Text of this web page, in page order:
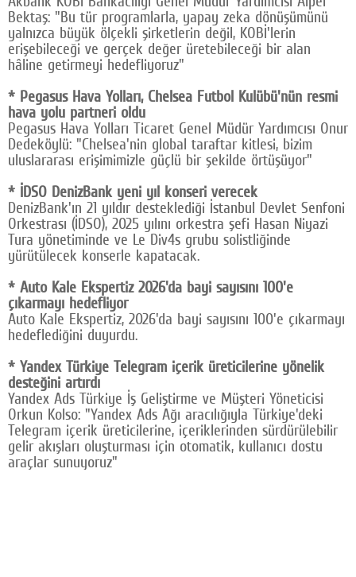
Bektaş: "Bu tür programlarla, yapay zeka dönüşümünü
yalnızca büyük ölçekli şirketlerin değil, KOBİ'lerin
erişebileceği ve gerçek değer üretebileceği bir alan
hâline getirmeyi hedefliyoruz"
* Pegasus Hava Yolları, Chelsea Futbol Kulübü'nün resmi
hava yolu partneri oldu
Pegasus Hava Yolları Ticaret Genel Müdür Yardımcısı Onur
Dedeköylü: "Chelsea'nin global taraftar kitlesi, bizim
uluslararası erişimimizle güçlü bir şekilde örtüşüyor"
* İDSO DenizBank yeni yıl konseri verecek
DenizBank'ın 21 yıldır desteklediği İstanbul Devlet Senfoni
Orkestrası (İDSO), 2025 yılını orkestra şefi Hasan Niyazi
Tura yönetiminde ve Le Div4s grubu solistliğinde
yürütülecek konserle kapatacak.
* Auto Kale Ekspertiz 2026'da bayi sayısını 100'e
çıkarmayı hedefliyor
Auto Kale Ekspertiz, 2026'da bayi sayısını 100'e çıkarmayı
hedeflediğini duyurdu.
* Yandex Türkiye Telegram içerik üreticilerine yönelik
desteğini artırdı
Yandex Ads Türkiye İş Geliştirme ve Müşteri Yöneticisi
Orkun Kolso: "Yandex Ads Ağı aracılığıyla Türkiye'deki
Telegram içerik üreticilerine, içeriklerinden sürdürülebilir
gelir akışları oluşturması için otomatik, kullanıcı dostu
araçlar sunuyoruz"